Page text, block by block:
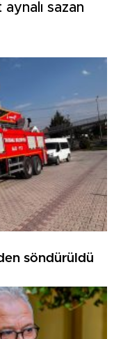
sazan
söndürüldü